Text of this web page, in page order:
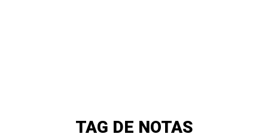
TAG DE NOTAS